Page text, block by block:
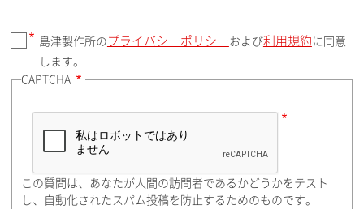
郵便番号（勤務先）
住所検索
都道府県（勤務先）
島津製作所の プライバシーポリシー および利用規約 に同意
します。
CAPTCHA
この質問は、あなたが人間の訪問者であるかどうかをテスト
し、自動化されたスパム投稿を防止するためのものです。